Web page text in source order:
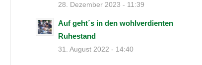
28. Dezember 2023 - 11:39
Auf geht´s in den wohlverdienten
Ruhestand
31. August 2022 - 14:40